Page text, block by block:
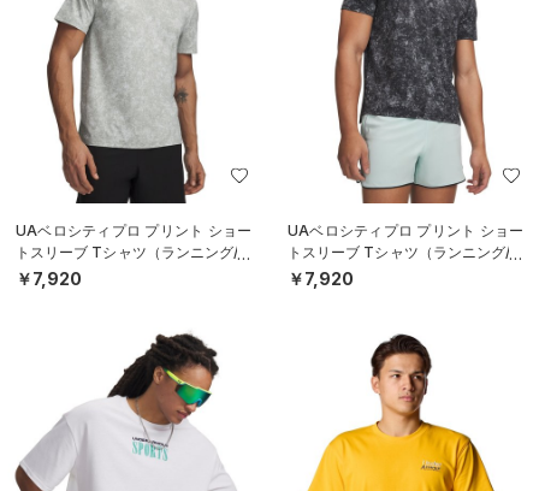
UAベロシティプロ プリント ショー
トスリーブ Tシャツ（ランニング/M
EN）
￥7,920
UAベロシティプロ プリント ショー
トスリーブ Tシャツ（ランニング/M
EN）
￥7,920